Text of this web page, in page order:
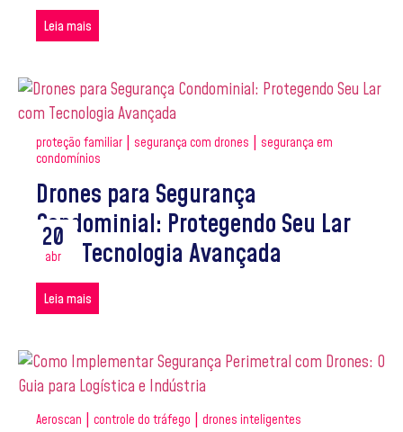
Leia mais
proteção familiar | segurança com drones | segurança em
condomínios
Drones para Segurança
Condominial: Protegendo Seu Lar
com Tecnologia Avançada
Leia mais
20
abr
Aeroscan | controle do tráfego | drones inteligentes